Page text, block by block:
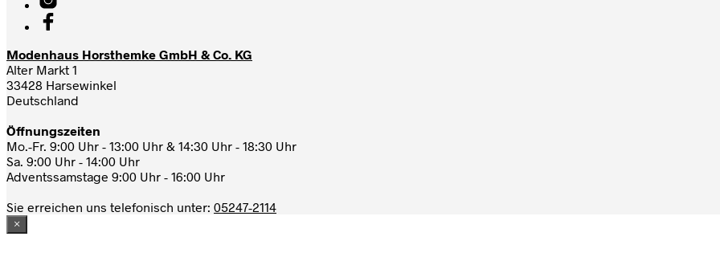
Modenhaus Horsthemke GmbH & Co. KG
Alter Markt 1
33428 Harsewinkel
Deutschland
Öffnungszeiten
Mo.-Fr. 9:00 Uhr - 13:00 Uhr & 14:30 Uhr - 18:30 Uhr
Sa. 9:00 Uhr - 14:00 Uhr
Adventssamstage 9:00 Uhr - 16:00 Uhr
Sie erreichen uns telefonisch unter: 05247-2114
×